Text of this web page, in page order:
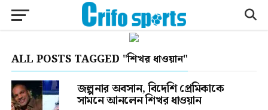
ALL POSTS TAGGED "শিখর ধাওয়ান"
জল্পনার অবসান, বিদেশি প্রেমিকাকে
সামনে আনলেন শিখর ধাওয়ান